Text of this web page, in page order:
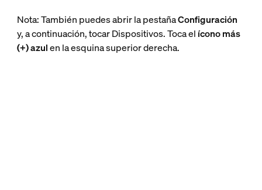
Nota: También puedes abrir la pestañaConfiguración
y, a continuación, tocar Dispositivos. Toca el ícono más
(+) azulen la esquina superior derecha.